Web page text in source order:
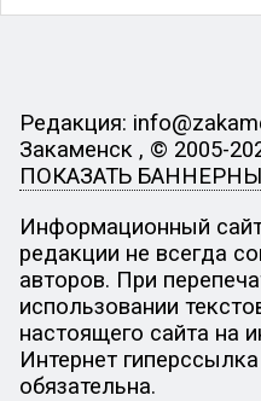
Редакция:
Закаменск , © 2005-
ПОКАЗАТЬ
Информационный
редакции не всегда
авторов. При
использовании
настоящего сайта на
Интернет
обязательна.